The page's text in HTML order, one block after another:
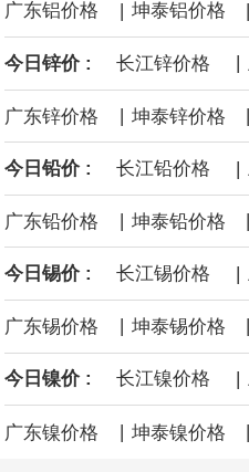
权益。
据广钢气体消息，8月6
AirFirst正式签署实质性
续打磨定制化供气体系
规模化交付。
央行今日开展10亿元7天
广东铝价格 | 坤泰铝价格 |
今日锌价 : 长江锌价格
广东锌价格 | 坤泰锌价格 |
今日铅价 : 长江铅价格 |
广东铅价格 坤泰铅价格
今日锡价 : 长江锡价格 |
广东锡价格 坤泰锡价格
今日镍价 : 长江镍价格 |
广东镍价格 | 坤泰镍价格 |